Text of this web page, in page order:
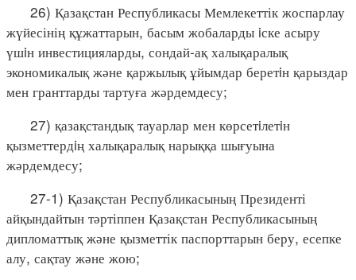
26) Қазақстан Республикасы Мемлекеттік жоспарлау
жүйесінің құжаттарын, басым жобаларды iске асыру
үшiн инвестицияларды, сондай-ақ халықаралық
экономикалық және қаржылық ұйымдар беретiн қарыздар
мен гранттарды тартуға жәрдемдесу;
27) қазақстандық тауарлар мен көрсетiлетiн
қызметтердiң халықаралық нарыққа шығуына
жәрдемдесу;
27-1) Қазақстан Республикасының Президенті
айқындайтын тәртіппен Қазақстан Республикасының
дипломаттық және қызметтік паспорттарын беру, есепке
алу, сақтау және жою;